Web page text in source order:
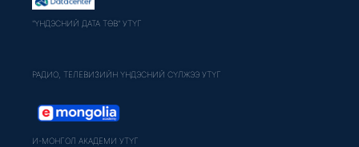
"ҮНДЭСНИЙ ДАТА ТӨВ" УТҮГ
РАДИО, ТЕЛЕВИЗИЙН ҮНДЭСНИЙ СҮЛЖЭЭ УТҮГ
И-МОНГОЛ АКАДЕМИ УТҮГ